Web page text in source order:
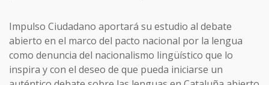
Impulso Ciudadano aportará su estudio al debate
abierto en el marco del pacto nacional por la lengua
como denuncia del nacionalismo lingüístico que lo
inspira y con el deseo de que pueda iniciarse un